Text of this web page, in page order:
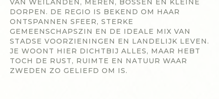
VAN WEILANDEN, MEREN, BOSSEN EN KLEINE
DORPEN. DE REGIO IS BEKEND OM HAAR
ONTSPANNEN SFEER, STERKE
GEMEENSCHAPSZIN EN DE IDEALE MIX VAN
STADSE VOORZIENINGEN EN LANDELIJK LEVEN.
JE WOONT HIER DICHTBIJ ALLES, MAAR HEBT
TOCH DE RUST, RUIMTE EN NATUUR WAAR
ZWEDEN ZO GELIEFD OM IS.